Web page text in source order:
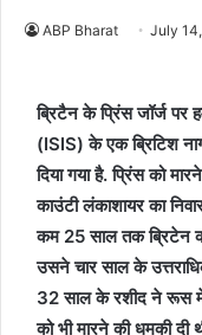
ABP Bharat July
ब्रिटैन के प्रिंस जॉर्ज
(ISIS) के एक ब्रिटिश
दिया गया है. प्रिंस को
काउंटी लंकाशायर का
कम 25 साल तक ब्रिटेन
उसने चार साल के
32 साल के रशीद ने रूस में
को भी मारने की धमकी